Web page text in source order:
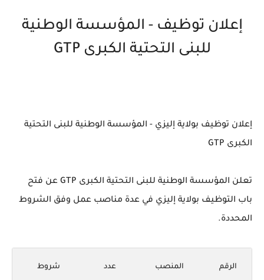
إعلان توظيف - المؤسسة الوطنية
للبنى التحتية الكبرى GTP
إعلان توظيف بولاية إليزي - المؤسسة الوطنية للبنى التحتية
الكبرى GTP
تعلن المؤسسة الوطنية للبنى التحتية الكبرى GTP عن فتح
باب التوظيف بولاية إليزي في عدة مناصب عمل وفق الشروط
المحددة.
الرقم المنصب عدد شروط